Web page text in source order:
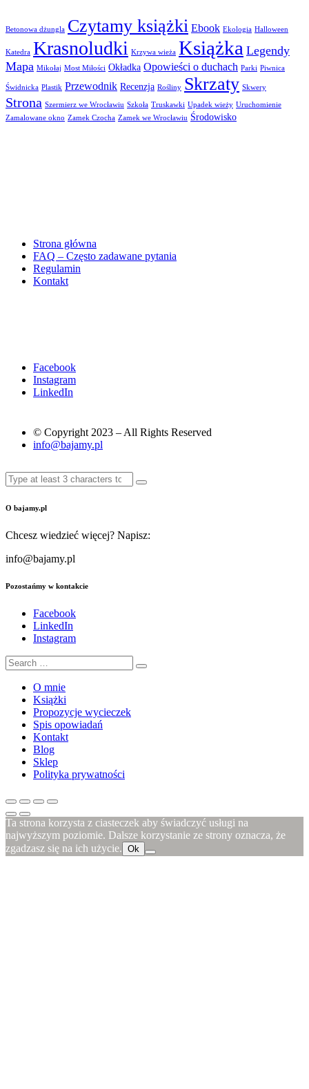
Betonowa dżungla Czytamy książki Ebook Ekologia Halloween
Katedra Krasnoludki Krzywa wieża Książka Legendy
Mapa Mikołaj Most Miłości Okładka Opowieści o duchach Parki Piwnica
Świdnicka Plastik Przewodnik Recenzja Rośliny Skrzaty Skwery
Strona Szermierz we Wrocławiu Szkoła Truskawki Upadek wieży Uruchomienie
Zamalowane okno Zamek Czocha Zamek we Wrocławiu Środowisko
Strona główna
FAQ – Często zadawane pytania
Regulamin
Kontakt
Facebook
Instagram
LinkedIn
© Copyright 2023 – All Rights Reserved
info@bajamy.pl
O bajamy.pl
Chcesz wiedzieć więcej? Napisz:
info@bajamy.pl
Pozostańmy w kontakcie
Facebook
LinkedIn
Instagram
O mnie
Książki
Propozycje wycieczek
Spis opowiadań
Kontakt
Blog
Sklep
Polityka prywatności
Ta strona korzysta z ciasteczek aby świadczyć usługi na
najwyższym poziomie. Dalsze korzystanie ze strony oznacza, że
zgadzasz się na ich użycie. Ok